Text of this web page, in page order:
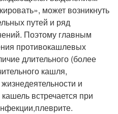
может возникнуть
путей и ряд
Поэтому главным
противокашлевых
длительного (более
кашля,
и
встречается при